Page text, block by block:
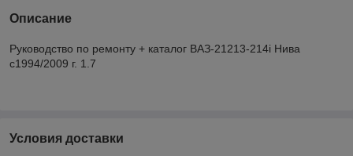
Описание
Руководство по ремонту + каталог ВАЗ-21213-214i Нива
с1994/2009 г. 1.7
Условия доставки